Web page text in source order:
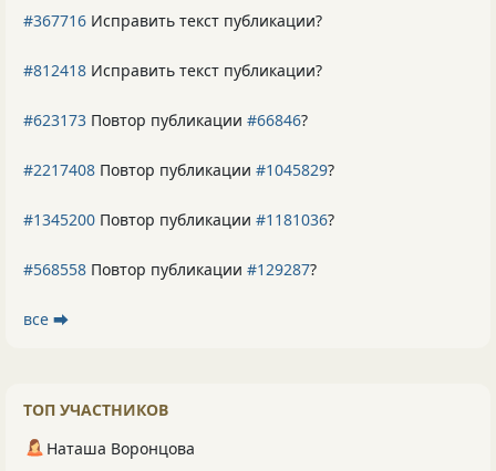
#367716 Исправить текст публикации?
#812418 Исправить текст публикации?
#623173 Повтор публикации #66846?
#2217408 Повтор публикации #1045829?
#1345200 Повтор публикации #1181036?
#568558 Повтор публикации #129287?
все ⮕
ТОП УЧАСТНИКОВ
Наташа Воронцова